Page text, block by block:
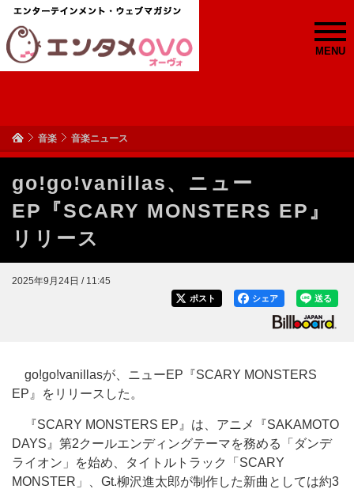
MENU
音楽 音楽ニュース
go!go!vanillas、ニュー
EP『SCARY MONSTERS EP』
リリース
2025年9月24日 / 11:45
送る
シェア
ポスト
go!go!vanillasが、ニューEP『SCARY MONSTERS
EP』をリリースした。
『SCARY MONSTERS EP』は、アニメ『SAKAMOTO
DAYS』第2クールエンディングテーマを務める「ダンデ
ライオン」を始め、タイトルトラック「SCARY
MONSTER」、Gt.柳沢進太郎が制作した新曲としては約3